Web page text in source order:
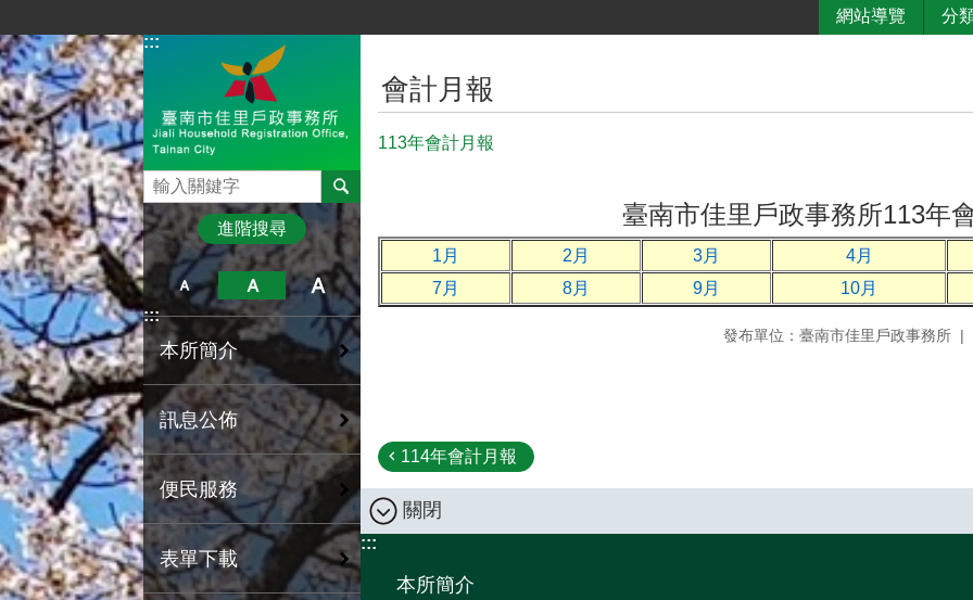
:::
網站導覽 分
搜尋
進階搜尋
:::
本所簡介
訊息公佈
便民服務
表單下載
會計月報
113年會計月報
臺南市佳里戶政事務所113年
1月 2月 3月
4月
7月
8月 9月 10月
發布單位：臺南市佳里戶政事務所
114年會計月報
關閉
:::
本所簡介